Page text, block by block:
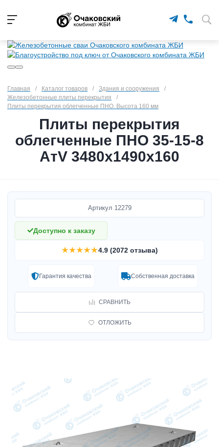
Главная / Каталог товаров / Здания и сооружения
/
Железобетонные плиты перекрытия
/
Плиты перекрытия облегченные ПНО. Высота 160 мм
Плиты перекрытия
облегченные ПНО 35-15-8
АтV 3480х1490х160
Артикул 12279
Доступно к заказу
★★★★★4.9 (2072 отзыва)
Гарантия качества Собственная доставка
СРАВНИТЬ
ОТЛОЖИТЬ